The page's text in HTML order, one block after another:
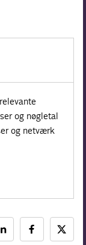
og nøgletal
og netværk